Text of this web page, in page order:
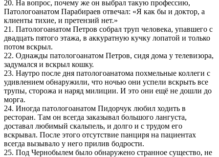
20. На вопрос, почему же он выбрал такую профессию,
Патологоанатом Парабираев отвечал: «Я как бы и доктор, а
клиенты тихие, и претензий нет.»
21. Патологоанатом Петров собрал труп человека, упавшего с
двадцать пятого этажа, в аккуратную кучку лопатой и только
потом вскрыл.
22. Однажды патологоанатом Петров, сидя дома у телевизора,
задумался и вскрыл кошку.
23. Наутро после дня патологоанатома похмельные коллеги с
удивлением обнаружили, что ночью они успели вскрыть все
трупы, сторожа и наряд милиции. И это они ещё не дошли до
морга.
24. Иногда патологоанатом Пидорчук любил ходить в
ресторан. Там он всегда заказывал большого лангуста,
доставал любимый скальпель, и долго и с трудом его
вскрывал. После этого отсутствие панциря на пациентах
всегда вызывало у него прилив бодрости.
25. Под Чернобылем было обнаружено странное существо, не